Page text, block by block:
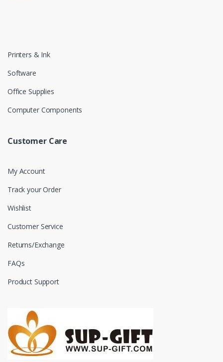
Printers & Ink
Software
Office Supplies
Computer Components
Customer Care
My Account
Track your Order
Wishlist
Customer Service
Returns/Exchange
FAQs
Product Support